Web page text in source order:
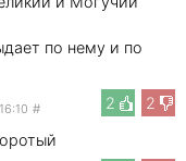
по нему и по
2
2
#